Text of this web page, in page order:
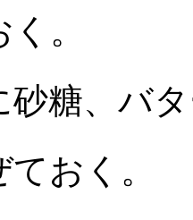
。
砂糖、バ
おく。